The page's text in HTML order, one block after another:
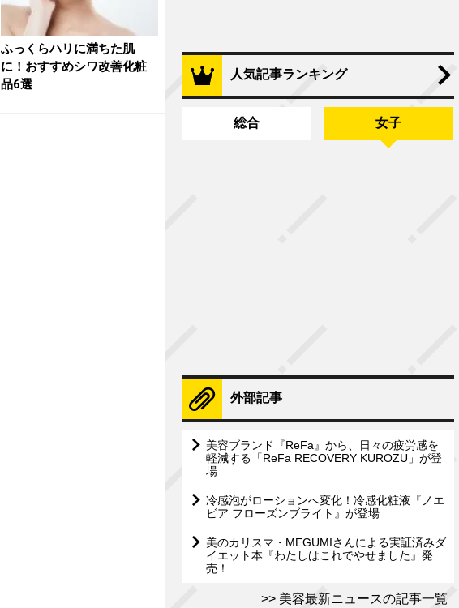
ふっくらハリに満ちた肌
に！おすすめシワ改善化粧
品6選
人気記事ランキング
総合 女子
外部記事
美容ブランド『ReFa』から、日々の疲労感を
軽減する「ReFa RECOVERY KUROZU」が登
場
冷感泡がローションへ変化！冷感化粧液『ノエ
ビア フローズンブライト』が登場
美のカリスマ・MEGUMIさんによる実証済みダ
イエット本『わたしはこれでやせました』発
売！
美容最新ニュースの記事一覧